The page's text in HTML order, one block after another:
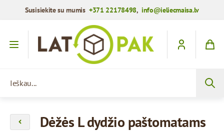
Susisiekite su mumis+371 22178498, info@ieliecmaisa.lv
Dėžės L dydžio paštomatams